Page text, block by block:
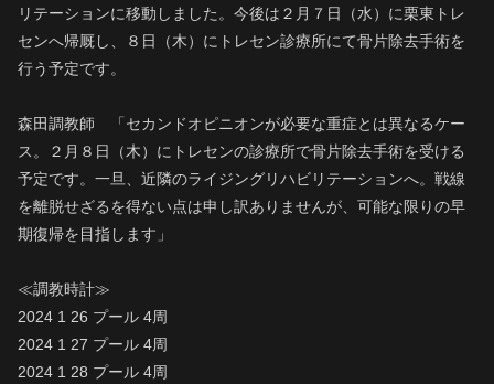
リテーションに移動しました。今後は２月７日（水）に栗東トレ
センへ帰厩し、８日（木）にトレセン診療所にて骨片除去手術を
行う予定です。
森田調教師 「セカンドオピニオンが必要な重症とは異なるケー
ス。２月８日（木）にトレセンの診療所で骨片除去手術を受ける
予定です。一旦、近隣のライジングリハビリテーションへ。戦線
を離脱せざるを得ない点は申し訳ありませんが、可能な限りの早
期復帰を目指します」
≪調教時計≫
2024 1 26 プール 4周
2024 1 27 プール 4周
2024 1 28 プール 4周